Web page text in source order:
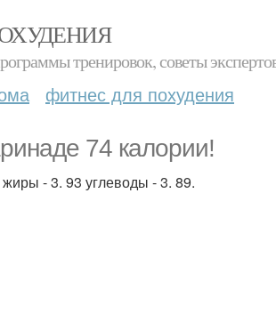
тренировок, советы
фитнес для похудения
74 кaлории!
- 3. 93 углеводы - 3. 89.